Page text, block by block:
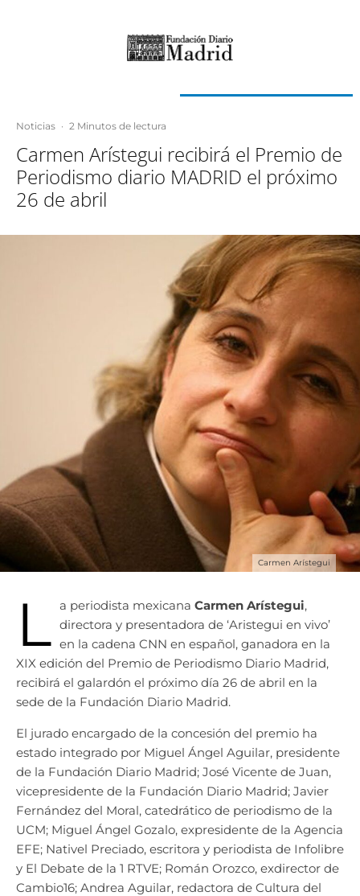
Noticias · 2 Minutos de lectura
Carmen Arístegui recibirá el Premio de
Periodismo diario MADRID el próximo
26 de abril
Carmen Arístegui
L a periodista mexicana Carmen Arístegui,
directora y presentadora de ‘Aristegui en vivo’
en la cadena CNN en español, ganadora en la
XIX edición del Premio de Periodismo Diario Madrid,
recibirá el galardón el próximo día 26 de abril en la
sede de la Fundación Diario Madrid.
El jurado encargado de la concesión del premio ha
estado integrado por Miguel Ángel Aguilar, presidente
de la Fundación Diario Madrid; José Vicente de Juan,
vicepresidente de la Fundación Diario Madrid; Javier
Fernández del Moral, catedrático de periodismo de la
UCM; Miguel Ángel Gozalo, expresidente de la Agencia
EFE; Nativel Preciado, escritora y periodista de Infolibre
y El Debate de la 1 RTVE; Román Orozco, exdirector de
Cambio16; Andrea Aguilar, redactora de Cultura del